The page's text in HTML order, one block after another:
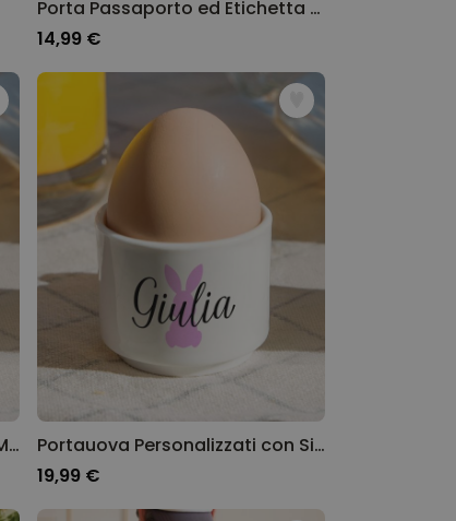
Porta Passaporto ed Etichetta Bagaglio Personalizzati con Testo
14,99 €
Portauova Personalizzati con Monogramma Set da 2
Portauova Personalizzati con Simbolo e Nome Set da 2
19,99 €